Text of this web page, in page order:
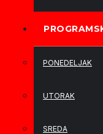
PONEDELJAK
UTORAK
SREDA